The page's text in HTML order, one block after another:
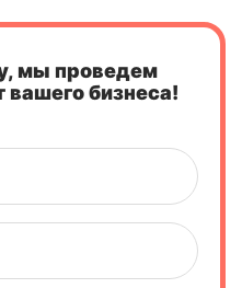
мы проведем
вашего бизнеса!